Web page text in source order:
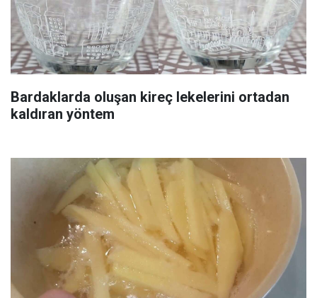
Bardaklarda oluşan kireç lekelerini ortadan
kaldıran yöntem